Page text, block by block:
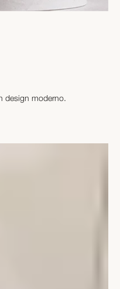
design moderno.